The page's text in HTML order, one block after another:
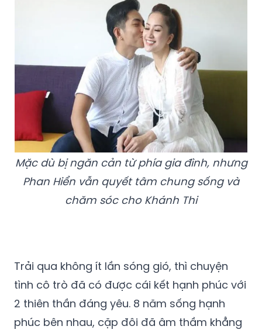
Mặc dù bị ngăn cản từ phía gia đình, nhưng
Phan Hiển vẫn quyết tâm chung sống và
chăm sóc cho Khánh Thi
Trải qua không ít lần sóng gió, thì chuyện
tình cô trò đã có được cái kết hạnh phúc với
2 thiên thần đáng yêu. 8 năm sống hạnh
phúc bên nhau, cặp đôi đã âm thầm khẳng